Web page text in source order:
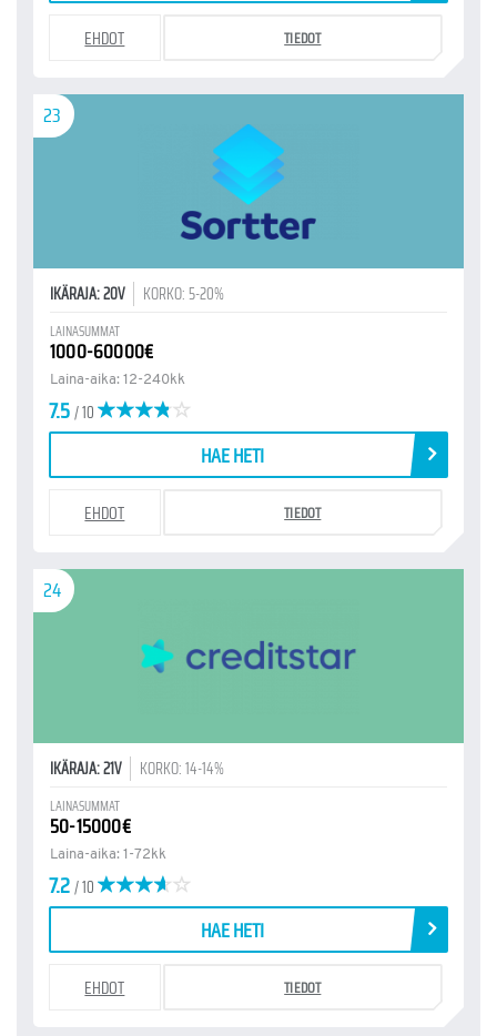
EHDOT TIEDOT
23
IKÄRAJA: 20V KORKO: 5-20%
LAINASUMMAT
1000-60000€
Laina-aika: 12-240kk
7.5/ 10
HAE HETI
EHDOT TIEDOT
24
IKÄRAJA: 21V KORKO: 14-14%
LAINASUMMAT
50-15000€
Laina-aika: 1-72kk
7.2/ 10
HAE HETI
EHDOT TIEDOT